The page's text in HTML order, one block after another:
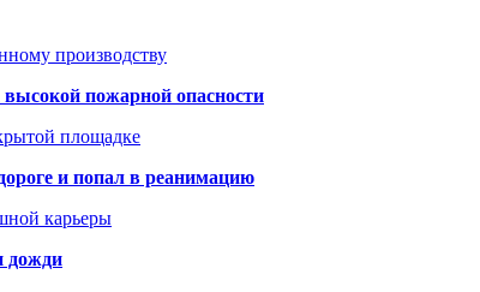
производству
пожарной опасности
площадке
и попал в реанимацию
карьеры
дожди